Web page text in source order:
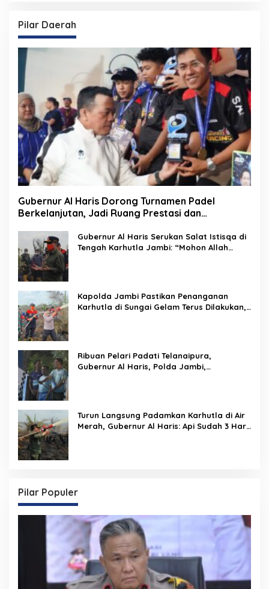
Pilar Daerah
Gubernur Al Haris Dorong Turnamen Padel
Berkelanjutan, Jadi Ruang Prestasi dan
Gubernur Al Haris Serukan Salat Istisqa di
Tengah Karhutla Jambi: “Mohon Allah
Kapolda Jambi Pastikan Penanganan
Karhutla di Sungai Gelam Terus Dilakukan,
Ribuan Pelari Padati Telanaipura,
Gubernur Al Haris, Polda Jambi,
Turun Langsung Padamkan Karhutla di Air
Merah, Gubernur Al Haris: Api Sudah 3 Hari,
Pilar Populer